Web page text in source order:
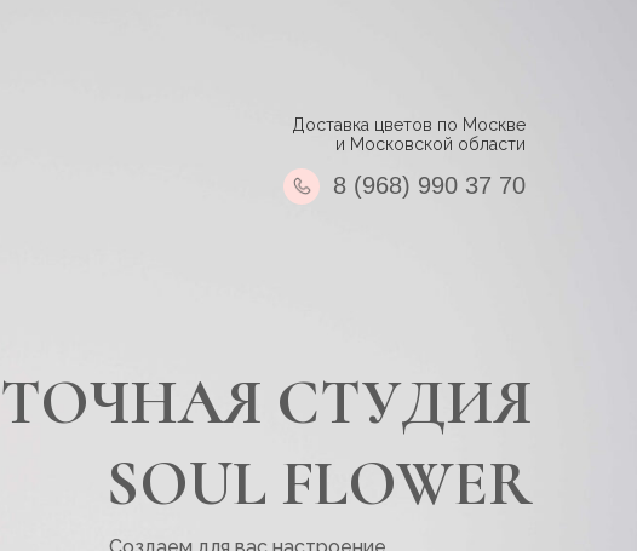
СТУДИЯ
SOUL FLOWER
Доставка цветов по Москве
и Московской области
8 (968) 990 37 70